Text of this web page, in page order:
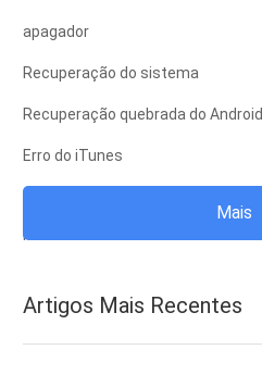
apagador
Recuperação do sistema
Recuperação quebrada do Android
Erro do iTunes
iTunes
Modo de Recuperação do iOS
Mais
Artigos Mais Recentes